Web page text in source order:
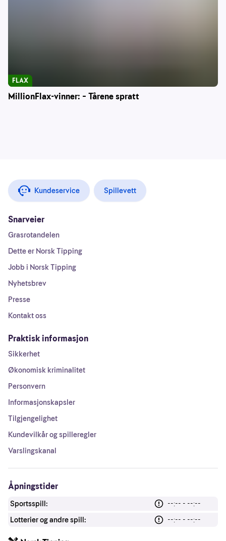
MillionFlax-vinner: – Tårene spratt
FLAX
Kundeservice Spillevett
Snarveier
Grasrotandelen
Dette er Norsk Tipping
Jobb i Norsk Tipping
Nyhetsbrev
Presse
Kontakt oss
Praktisk informasjon
Sikkerhet
Økonomisk kriminalitet
Personvern
Informasjonskapsler
Tilgjengelighet
Kundevilkår og spilleregler
Varslingskanal
Åpningstider
Sportsspill:
--:-- - --:--
Lotterier og andre spill:
--:-- - --:--